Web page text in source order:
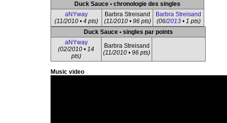
Duck Sauce • chronologie des singles
aNYway
(11/2010 • 4 pts)
Barbra Streisand
(11/2010 • 96 pts)
Barbra Streisand
(06/2013• 1 pts)
Duck Sauce • singles par points
aNYway
(02/2010 • 14
pts)
Barbra Streisand
(11/2010 • 96 pts)
Music video